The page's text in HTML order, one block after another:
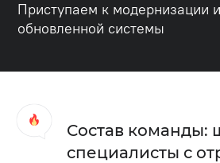
Приступаем к модернизации
обновленной системы
Состав команды:
специалисты с